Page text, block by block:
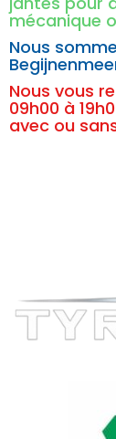
mécanique
Nous
Nous vous
09h00 à
avec ou